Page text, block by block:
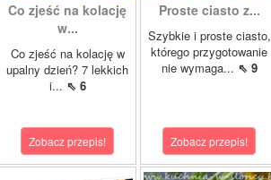
Co zjeść na kolację
w...
Co zjeść na kolację w
upalny dzień? 7 lekkich
i... ⇖ 6
Zobacz przepis!
Proste ciasto z...
Szybkie i proste ciasto,
którego przygotowanie
nie wymaga... ⇖ 9
Zobacz przepis!